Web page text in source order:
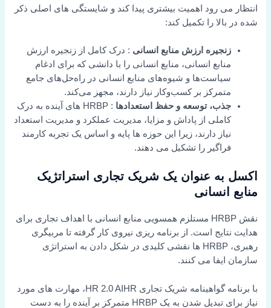
انتظار می رود اهمیت بیشتری پیدا کند و شایستگی های اصلی ذکر
شده در بالا را تکمیل کند:
زنجیره ارزش منابع انسانی : درک کامل از زنجیره ارزش
منابع انسانی، منابع انسانی را با دانشی که برای ادغام
سیاست‌ها و شیوه‌های منابع انسانی در راه‌حل‌های جامع
متمرکز بر کسب‌وکار نیاز دارند، مجهز می‌کند.
جذب، توسعه و حفظ استعدادها
: HRBP های آینده به درک
کاملی از پاداش و مزایا، مدیریت عملکرد و مدیریت استعداد
نیاز دارند، زیرا این حوزه ها پایه و اساس یک تجربه کارمند
فراگیر را تشکیل می دهند.
اکسل به عنوان یک شریک تجاری استراتژیک
منابع انسانی
نقش HRBP مستلزم همسویی منابع انسانی با اهداف تجاری برای
هدایت نتایج است. از برنامه ریزی نیروی کار گرفته تا مربیگری
رهبری، HRBP ها نقشی کلیدی در شکل دادن به استراتژی
سازمان ایفا می کنند.
با برنامه گواهینامه شریک تجاری HR 2.0 AIHR، مهارت های مورد
نیاز برای تبدیل شدن به یک HRBP متمرکز بر آینده را به دست